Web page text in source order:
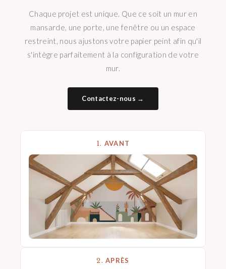
Chaque projet est unique. Que ce soit un mur en
mansarde, une porte, une fenêtre ou un espace
restreint, nous ajustons votre papier peint afin qu'il
s'intègre parfaitement à la configuration de votre
mur.
Contactez-nous →
1. AVANT
2. APRÈS